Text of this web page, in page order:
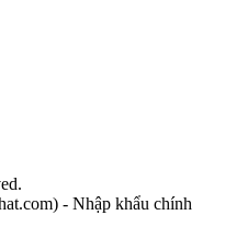
- Nhập khẩu chính